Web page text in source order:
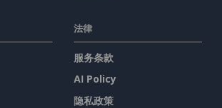
法律
服务条款
AI Policy
隐私政策